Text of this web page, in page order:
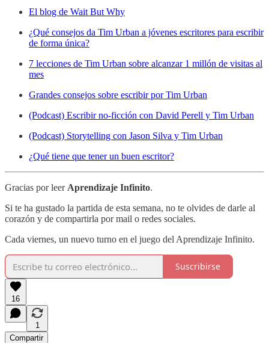
El blog de Wait But Why
¿Qué consejos da Tim Urban a jóvenes escritores para escribir
de forma única?
7 lecciones de Tim Urban sobre alcanzar 1 millón de visitas al
mes
Grandes consejos sobre escribir por Tim Urban
(Podcast) Escribir no-ficción con David Perell y Tim Urban
(Podcast) Storytelling con Jason Silva y Tim Urban
¿Qué tiene que tener un buen escritor?
Gracias por leer Aprendizaje Infinito.
Si te ha gustado la partida de esta semana, no te olvides de darle al
corazón y de compartirla por mail o redes sociales.
Cada viernes, un nuevo turno en el juego del Aprendizaje Infinito.
Suscribirse
16
1
Compartir